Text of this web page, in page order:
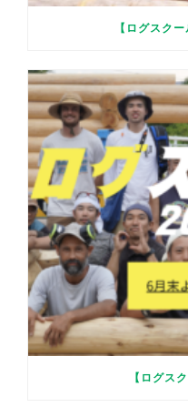
【ログスク
【ログス